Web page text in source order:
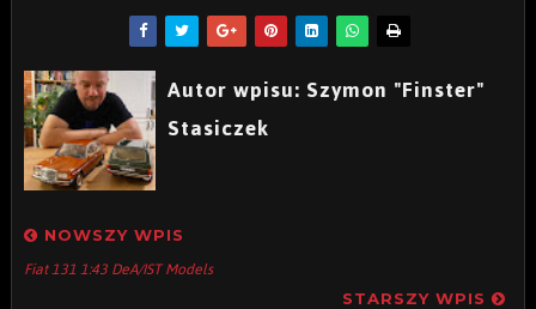
Autor wpisu: Szymon "Finster"
Stasiczek
NOWSZY WPIS
Fiat 131 1:43 DeA/IST Models
STARSZY WPIS